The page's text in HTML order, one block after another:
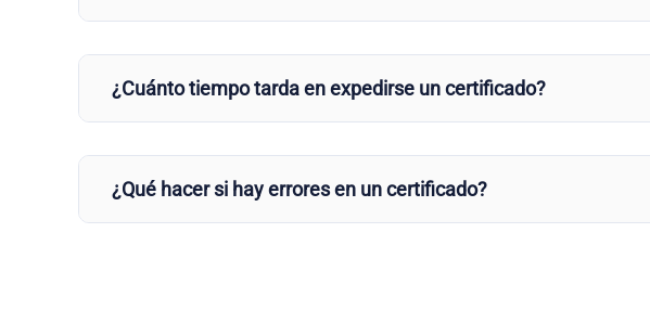
¿Cuánto tiempo tarda en expedirse un certificado?
¿Qué hacer si hay errores en un certificado?